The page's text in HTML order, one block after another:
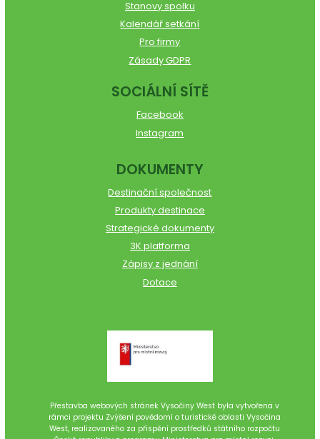
Stanovy spolku
Kalendář setkání
Pro firmy
Zásady GDPR
SOCIÁLNÍ SÍTĚ
Facebook
Instagram
DOKUMENTY
Destinační společnost
Produkty destinace
Strategické dokumenty
3K platforma
Zápisy z jednání
Dotace
Přestavba webových stránek Vysočiny West byla vytvořena v
rámci projektu Zvýšení povědomí o turistické oblasti Vysočina
West, realizovaného za přispění prostředků státního rozpočtu